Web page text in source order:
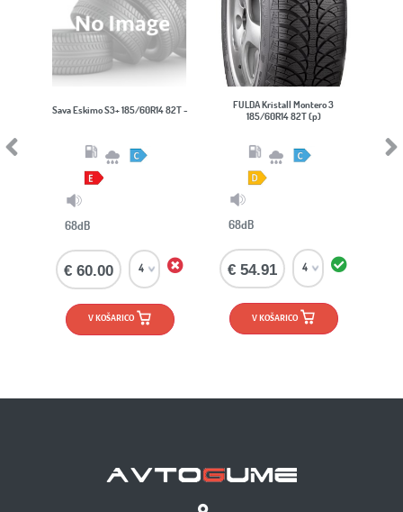
Sava Eskimo S3+ 185/60R14 82T -
68dB
€ 60.00
V KOŠARICO
FULDA Kristall Montero 3
185/60R14 82T (p)
68dB
€ 54.91
V KOŠARICO
Previous Next